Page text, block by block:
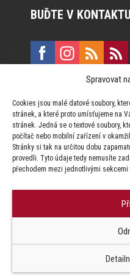
Spravovat
Cookies jsou malé datové soubory,
stránek, a které proto umísťujeme na
stránek. Jedná se o textové soubory,
počítač nebo mobilní zařízení v
Stránky si tak na určitou dobu
provedli. Tyto údaje tedy nemusíte
přechodem mezi jednotlivými sekcemi
BUĎTE V KONTAKTU
Vinohradská 190, 130 00
Za publikovaný obsah
Factory s.r.o. zapovězeno.